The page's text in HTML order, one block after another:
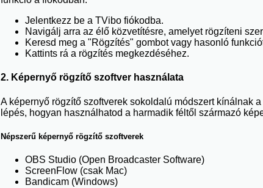
Jelentkezz be a TVibo fiókodba.
Navigálj arra az élő közvetítésre, amelyet rögzíteni
Keresd meg a "Rögzítés" gombot vagy hasonló
Kattints rá a rögzítés megkezdéséhez.
2. Képernyő rögzítő szoftver használata
A képernyő rögzítő szoftverek sokoldalú módszert kínálnak
lépés, hogyan használhatod a harmadik féltől származó
Népszerű képernyő rögzítő szoftverek
OBS Studio (Open Broadcaster Software)
ScreenFlow (csak Mac)
Bandicam (Windows)